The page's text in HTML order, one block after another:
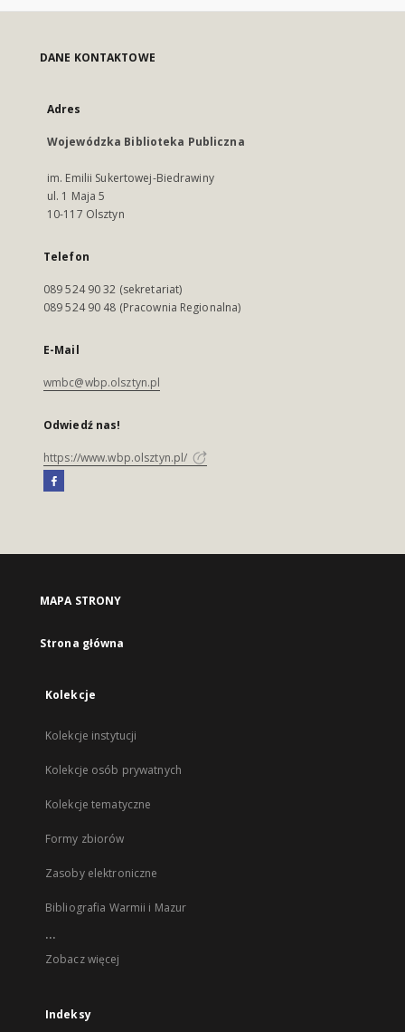
DANE KONTAKTOWE
Adres
Wojewódzka Biblioteka Publiczna
im. Emilii Sukertowej-Biedrawiny
ul. 1 Maja 5
10-117 Olsztyn
Telefon
089 524 90 32 (sekretariat)
089 524 90 48 (Pracownia Regionalna)
E-Mail
wmbc@wbp.olsztyn.pl
Odwiedź nas!
https://www.wbp.olsztyn.pl/
MAPA STRONY
Strona główna
Kolekcje
Kolekcje instytucji
Kolekcje osób prywatnych
Kolekcje tematyczne
Formy zbiorów
Zasoby elektroniczne
Bibliografia Warmii i Mazur
...
Zobacz więcej
Indeksy